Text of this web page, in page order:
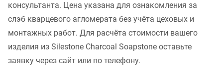
консультанта. Цена указана для ознакомления за
слэб кварцевого агломерата без учёта цеховых и
монтажных работ. Для расчёта стоимости вашего
изделия из Silestone Charcoal Soapstone оставьте
заявку через сайт или по телефону.